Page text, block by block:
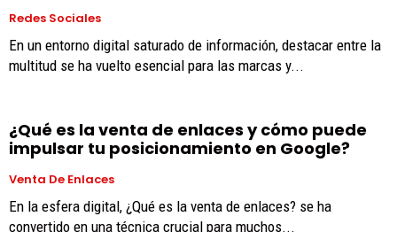
Redes Sociales
En un entorno digital saturado de información, destacar entre la
multitud se ha vuelto esencial para las marcas y...
¿Qué es la venta de enlaces y cómo puede
impulsar tu posicionamiento en Google?
Venta De Enlaces
En la esfera digital, ¿Qué es la venta de enlaces? se ha
convertido en una técnica crucial para muchos...